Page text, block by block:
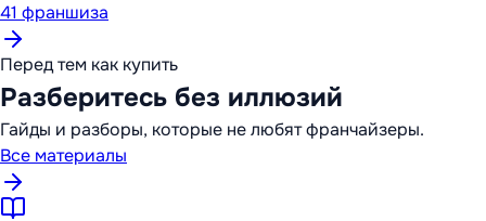
41 франшиза
Перед тем как купить
Разберитесь без иллюзий
Гайды и разборы, которые не любят франчайзеры.
Все материалы